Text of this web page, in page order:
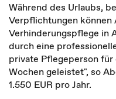
Während des Urlaubs,
Verpflichtungen können
Verhinderungspflege in
durch eine
private Pflegeperson für
Wochen geleistet", so
1.550 EUR pro Jahr.